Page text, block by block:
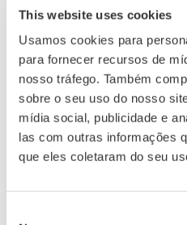
This website uses cookies
Usamos cookies para
para fornecer recursos de
nosso tráfego. Também
sobre o seu uso do nosso
mídia social, publicidade e
las com outras informações
que eles coletaram do seu
Exemplo de dados que
vista e alterações
quando o